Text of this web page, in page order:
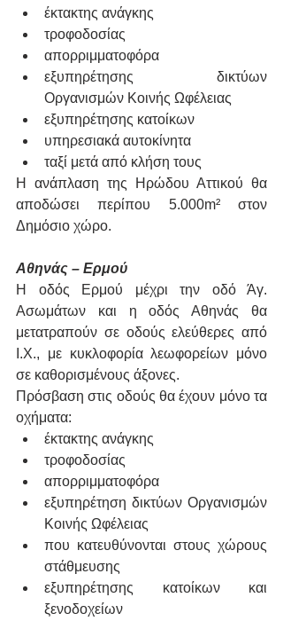
έκτακτης ανάγκης
τροφοδοσίας
απορριμματοφόρα
εξυπηρέτησης δικτύων
Οργανισμών Κοινής Ωφέλειας
εξυπηρέτησης κατοίκων
υπηρεσιακά αυτοκίνητα
ταξί μετά από κλήση τους
Η ανάπλαση της Ηρώδου Αττικού θα
αποδώσει περίπου 5.000m² στον
Δημόσιο χώρο.
Αθηνάς – Ερμού
Η οδός Ερμού μέχρι την οδό Άγ.
Ασωμάτων και η οδός Αθηνάς θα
μετατραπούν σε οδούς ελεύθερες από
Ι.Χ., με κυκλοφορία λεωφορείων μόνο
σε καθορισμένους άξονες.
Πρόσβαση στις οδούς θα έχουν μόνο τα
οχήματα:
έκτακτης ανάγκης
τροφοδοσίας
απορριμματοφόρα
εξυπηρέτηση δικτύων Οργανισμών
Κοινής Ωφέλειας
που κατευθύνονται στους χώρους
στάθμευσης
εξυπηρέτησης κατοίκων και
ξενοδοχείων